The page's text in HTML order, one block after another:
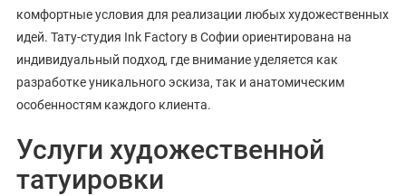
комфортные условия для реализации любых художественных
идей. Тату-студия Ink Factory в Софии ориентирована на
индивидуальный подход, где внимание уделяется как
разработке уникального эскиза, так и анатомическим
особенностям каждого клиента.
Услуги художественной
татуировки